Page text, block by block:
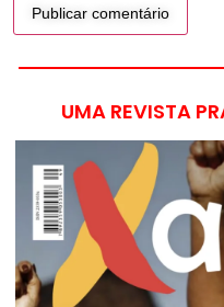
UMA REVISTA